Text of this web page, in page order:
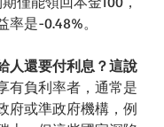
率是-0.48%。
人還要付利息？這說
有負利率者，通常是
府或準政府機構，例